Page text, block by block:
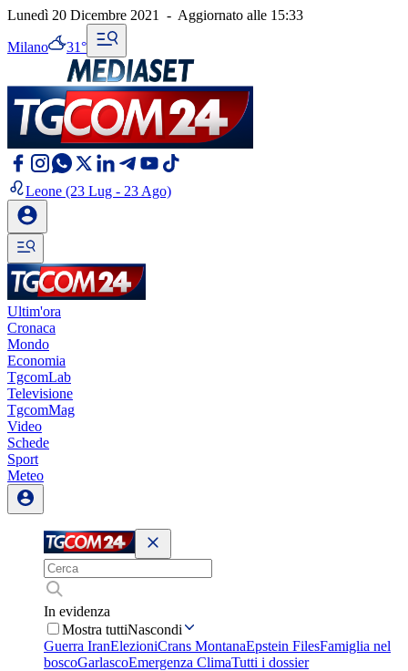
Lunedì 20 Dicembre 2021 - Aggiornato alle 15:33
Milano 31°
Leone (23 Lug - 23 Ago)
Ultim'ora
Cronaca
Mondo
Economia
TgcomLab
Televisione
TgcomMag
Video
Schede
Sport
Meteo
In evidenza
Mostra tuttiNascondi
Guerra IranElezioniCrans MontanaEpstein FilesFamiglia nel
boscoGarlascoEmergenza ClimaTutti i dossier